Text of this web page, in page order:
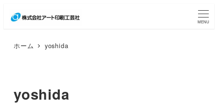
イ
MENU
ホーム yoshida
yoshida